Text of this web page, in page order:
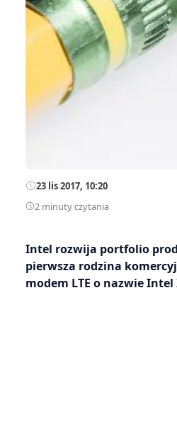
23 lis 2017, 10:20
2 minuty czytania
Intel rozwija portfolio
pierwsza rodzina
modem LTE o nazwie Intel